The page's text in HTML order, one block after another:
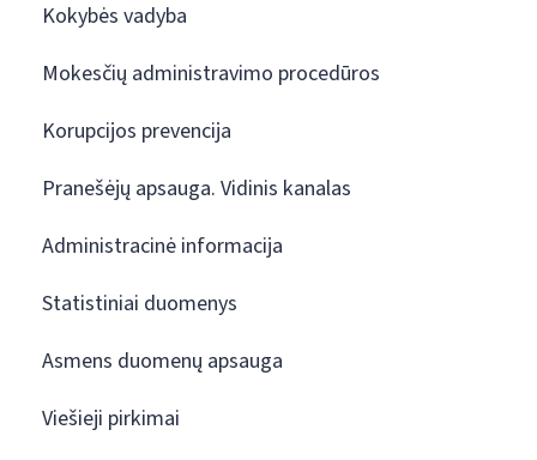
Kokybės vadyba
Mokesčių administravimo procedūros
Korupcijos prevencija
Pranešėjų apsauga. Vidinis kanalas
Administracinė informacija
Statistiniai duomenys
Asmens duomenų apsauga
Viešieji pirkimai